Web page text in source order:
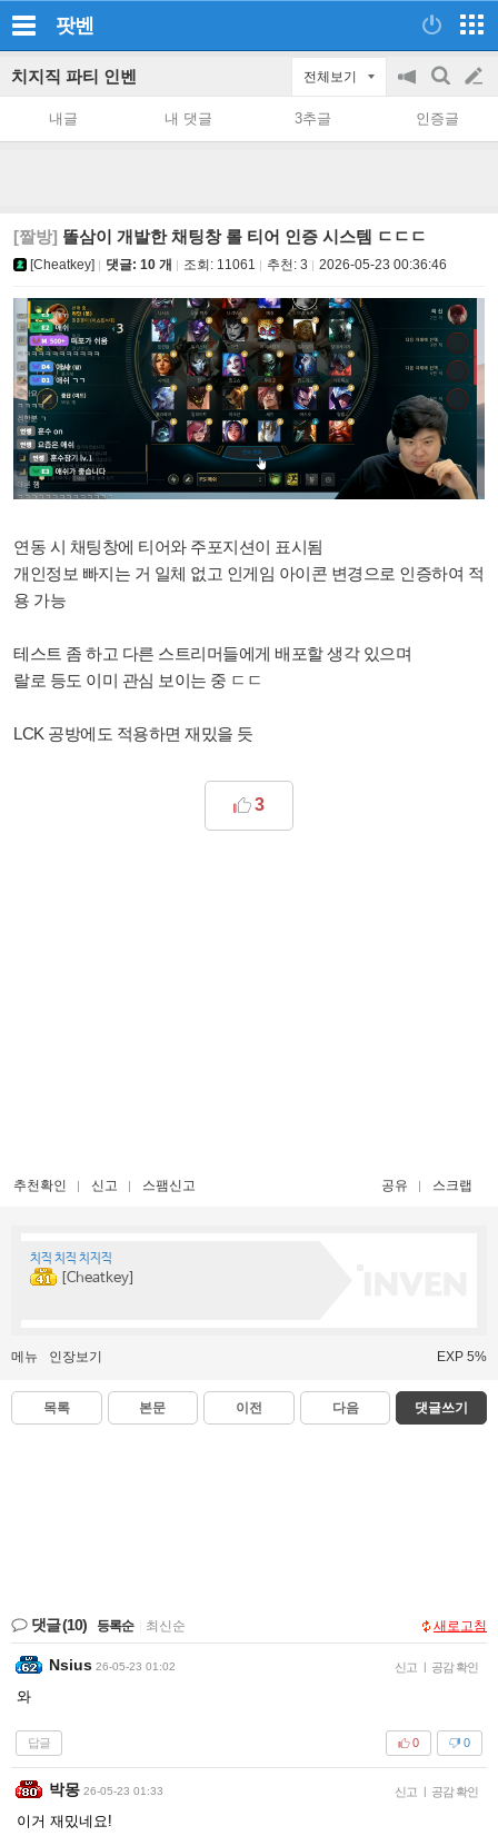
팟벤
치지직 파티 인벤 전체보기
공
on/off
검
색
글
쓰
내글 내 댓글 3추글 인증글
[짤방] 똘삼이 개발한 채팅창 롤 티어 인증 시스템 ㄷㄷㄷ
[Cheatkey] 댓글: 10 개 조회: 11061 추천: 3 2026-05-23 00:36:46
연동 시 채팅창에 티어와 주포지션이 표시됨
개인정보 빠지는 거 일체 없고 인게임 아이콘 변경으로 인증하여 적
용 가능
테스트 좀 하고 다른 스트리머들에게 배포할 생각 있으며
랄로 등도 이미 관심 보이는 중 ㄷㄷ
LCK 공방에도 적용하면 재밌을 듯
3
추천확인 신고 스팸신고 공유 스크랩
치직 치직 치지직
[Cheatkey]
메뉴 인장보기 EXP 5%
목록 본문 이전 다음 댓글쓰기
댓글(10) 등록순 최신순 새로고침
Nsius 26-05-23 01:02 신고 | 공감 확인
와
답글 0
0
박몽 26-05-23 01:33 신고 | 공감 확인
이거 재밌네요!